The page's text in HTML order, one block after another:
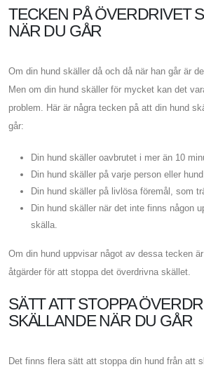
TECKEN PÅ ÖVERDRIVET
NÄR DU GÅR
Om din hund skäller då och då när han går är
Men om din hund skäller för mycket kan det
problem. Här är några tecken på att din hund
går:
Din hund skäller oavbrutet i mer än 10
Din hund skäller på varje person eller
Din hund skäller på livlösa föremål, som
Din hund skäller när det inte finns någon
skälla.
Om din hund uppvisar något av dessa tecken
åtgärder för att stoppa det överdrivna skället.
SÄTT ATT STOPPA
SKÄLLANDE NÄR DU GÅR
Det finns flera sätt att stoppa din hund från att